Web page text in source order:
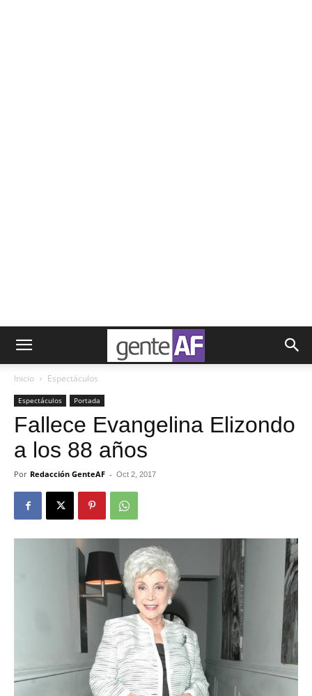
Inicio Espectáculos
Espectáculos Portada
Fallece Evangelina Elizondo
a los 88 años
Por Redacción GenteAF - Oct 2, 2017